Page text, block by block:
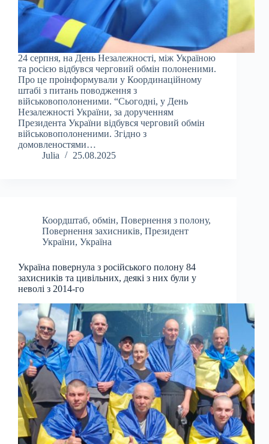
24 серпня, на День Незалежності, між Україною
та росією відбувся черговий обмін полоненими.
Про це проінформували у Координаційному
штабі з питань поводження з
військовополоненими. “Сьогодні, у День
Незалежності України, за дорученням
Президента України відбувся черговий обмін
військовополоненими. Згідно з
домовленостями…
Julia
25.08.2025
Коордштаб, обмін, Повернення з полону,
Повернення захисників, Президент
України, Україна
Україна повернула з російського полону 84
захисників та цивільних, деякі з них були у
неволі з 2014-го